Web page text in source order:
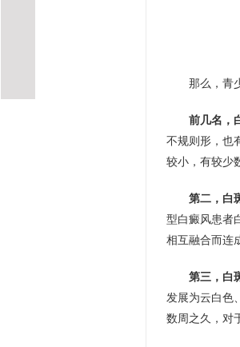
那么，青
前几名，
不规则形，也
较小，有较少
第二，白
型白癜风患者
相互融合而连
第三，白
发展为云白色
数周之久，对